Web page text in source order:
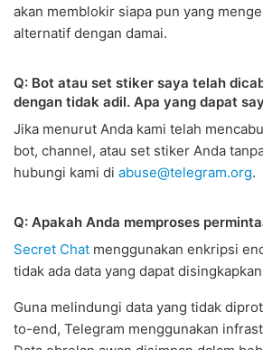
akan memblokir siapa pun yang
alternatif dengan damai.
Q: Bot atau set stiker saya telah
dengan tidak adil. Apa yang dapat
Jika menurut Anda kami telah
bot, channel, atau set stiker Anda
hubungi kami di abuse@telegram.org.
Q: Apakah Anda memproses
Secret Chat menggunakan enkripsi
tidak ada data yang dapat
Guna melindungi data yang tidak
to-end, Telegram menggunakan